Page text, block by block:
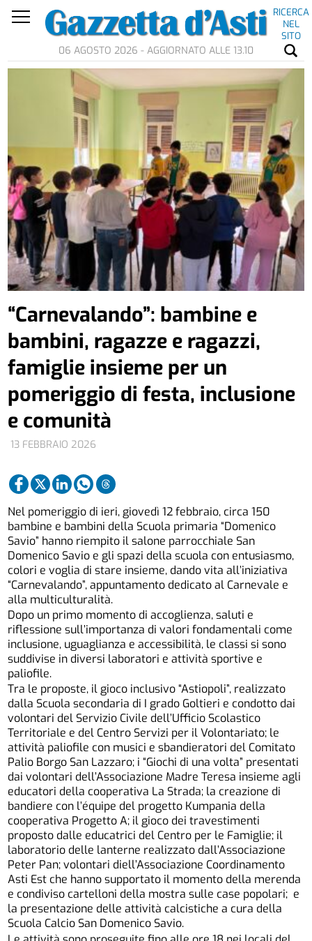
RICERCA
NEL
SITO
06 AGOSTO 2026 - AGGIORNATO ALLE 13.10
13 FEBBRAIO 2026
“Carnevalando”: bambine e
bambini, ragazze e ragazzi,
famiglie insieme per un
pomeriggio di festa, inclusione
e comunità
Nel pomeriggio di ieri, giovedì 12 febbraio, circa 150
bambine e bambini della Scuola primaria “Domenico
Savio” hanno riempito il salone parrocchiale San
Domenico Savio e gli spazi della scuola con entusiasmo,
colori e voglia di stare insieme, dando vita all’iniziativa
“Carnevalando”, appuntamento dedicato al Carnevale e
alla multiculturalità.
Dopo un primo momento di accoglienza, saluti e
riflessione sull’importanza di valori fondamentali come
inclusione, uguaglianza e accessibilità, le classi si sono
suddivise in diversi laboratori e attività sportive e
paliofile.
Tra le proposte, il gioco inclusivo “Astiopoli”, realizzato
dalla Scuola secondaria di I grado Goltieri e condotto dai
volontari del Servizio Civile dell’Ufficio Scolastico
Territoriale e del Centro Servizi per il Volontariato; le
attività paliofile con musici e sbandieratori del Comitato
Palio Borgo San Lazzaro; i “Giochi di una volta” presentati
dai volontari dell’Associazione Madre Teresa insieme agli
educatori della cooperativa La Strada; la creazione di
bandiere con l’équipe del progetto Kumpania della
cooperativa Progetto A; il gioco dei travestimenti
proposto dalle educatrici del Centro per le Famiglie; il
laboratorio delle lanterne realizzato dall’Associazione
Peter Pan; volontari diell’Associazione Coordinamento
Asti Est che hanno supportato il momento della merenda
e condiviso cartelloni della mostra sulle case popolari; e
la presentazione delle attività calcistiche a cura della
Scuola Calcio San Domenico Savio.